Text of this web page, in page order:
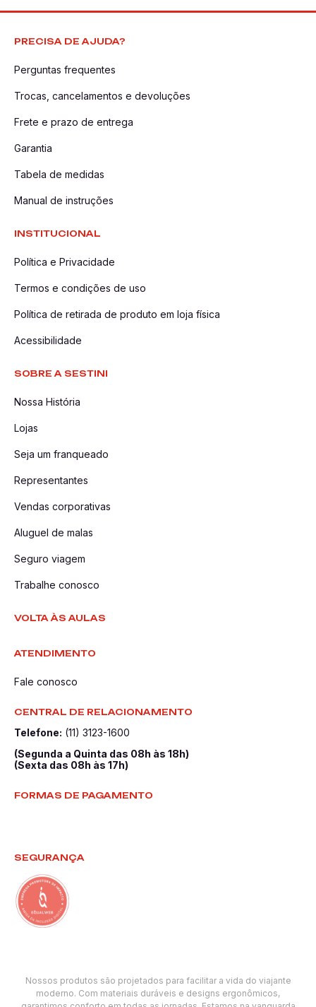
PRECISA DE AJUDA?
Perguntas frequentes
Trocas, cancelamentos e devoluções
Frete e prazo de entrega
Garantia
Tabela de medidas
Manual de instruções
INSTITUCIONAL
Política e Privacidade
Termos e condições de uso
Política de retirada de produto em loja física
Acessibilidade
SOBRE A SESTINI
Nossa História
Lojas
Seja um franqueado
Representantes
Vendas corporativas
Aluguel de malas
Seguro viagem
Trabalhe conosco
VOLTA ÀS AULAS
ATENDIMENTO
Fale conosco
CENTRAL DE RELACIONAMENTO
Telefone: (11) 3123-1600
(Segunda a Quinta das 08h às 18h)
(Sexta das 08h às 17h)
FORMAS DE PAGAMENTO
SEGURANÇA
Nossos produtos são projetados para facilitar a vida do viajante
moderno. Com materiais duráveis e designs ergonômicos,